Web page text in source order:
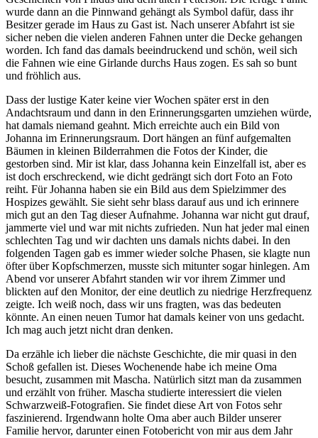
wurde dann an die Pinnwand gehängt als Symbol dafür, dass ihr
Besitzer gerade im Haus zu Gast ist. Nach unserer Abfahrt ist sie
sicher neben die vielen anderen Fahnen unter die Decke gehangen
worden. Ich fand das damals beeindruckend und schön, weil sich
die Fahnen wie eine Girlande durchs Haus zogen. Es sah so bunt
und fröhlich aus.
Dass der lustige Kater keine vier Wochen später erst in den
Andachtsraum und dann in den Erinnerungsgarten umziehen würde,
hat damals niemand geahnt. Mich erreichte auch ein Bild von
Johanna im Erinnerungsraum. Dort hängen an fünf aufgemalten
Bäumen in kleinen Bilderrahmen die Fotos der Kinder, die
gestorben sind. Mir ist klar, dass Johanna kein Einzelfall ist, aber es
ist doch erschreckend, wie dicht gedrängt sich dort Foto an Foto
reiht. Für Johanna haben sie ein Bild aus dem Spielzimmer des
Hospizes gewählt. Sie sieht sehr blass darauf aus und ich erinnere
mich gut an den Tag dieser Aufnahme. Johanna war nicht gut drauf,
jammerte viel und war mit nichts zufrieden. Nun hat jeder mal einen
schlechten Tag und wir dachten uns damals nichts dabei. In den
folgenden Tagen gab es immer wieder solche Phasen, sie klagte nun
öfter über Kopfschmerzen, musste sich mitunter sogar hinlegen. Am
Abend vor unserer Abfahrt standen wir vor ihrem Zimmer und
blickten auf den Monitor, der eine deutlich zu niedrige Herzfrequenz
zeigte. Ich weiß noch, dass wir uns fragten, was das bedeuten
könnte. An einen neuen Tumor hat damals keiner von uns gedacht.
Ich mag auch jetzt nicht dran denken.
Da erzähle ich lieber die nächste Geschichte, die mir quasi in den
Schoß gefallen ist. Dieses Wochenende habe ich meine Oma
besucht, zusammen mit Mascha. Natürlich sitzt man da zusammen
und erzählt von früher. Mascha studierte interessiert die vielen
Schwarzweiß-Fotografien. Sie findet diese Art von Fotos sehr
faszinierend. Irgendwann holte Oma aber auch Bilder unserer
Familie hervor, darunter einen Fotobericht von mir aus dem Jahr